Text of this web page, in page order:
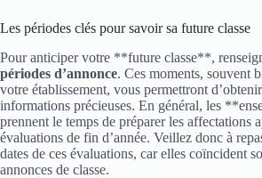
Les périodes clés pour savoir sa future classe
Pour anticiper votre **future classe**,
périodes d’annonce. Ces moments, souvent
votre établissement, vous permettront
informations précieuses. En général, les
prennent le temps de préparer les affectations
évaluations de fin d’année. Veillez donc à
dates de ces évaluations, car elles coïncident
annonces de classe.